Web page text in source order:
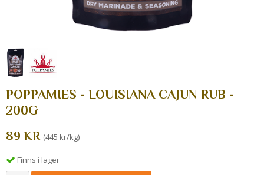
POPPAMIES - LOUISIANA CAJUN RUB -
200G
89 KR (445 kr/kg)
Finns i lager